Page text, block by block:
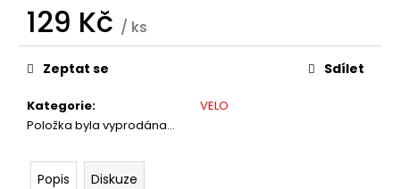
129 Kč / ks
Měrná
cena:
Kategorie:
VELO
Položka byla vyprodána…
Zeptat se Sdílet
Popis Diskuze